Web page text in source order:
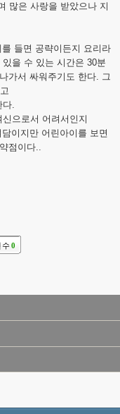
많은 사랑을 받았으나 지
들면 공략이든지 요리라
을 수 있는 시간은 30분
가서 싸워주기도 한다. 그
다.
으로서 어려서인지
이지만 어린아이를 보면
점이다..
수 0